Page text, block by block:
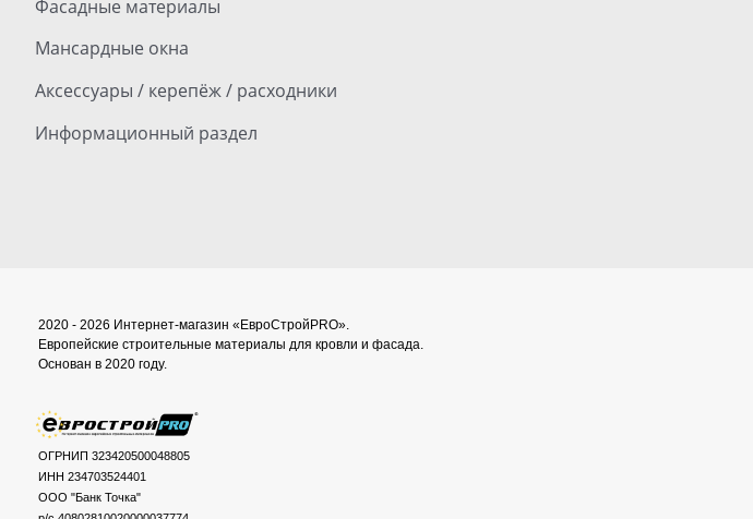
Фасадные материалы
Мансардные окна
Аксессуары / керепёж / расходники
Информационный раздел
2020 - 2026 Интернет-магазин «ЕвроСтройPRO».
Европейские строительные материалы для кровли и фасада.
Основан в 2020 году.
ОГРНИП 323420500048805
ИНН 234703524401
ООО "Банк Точка"